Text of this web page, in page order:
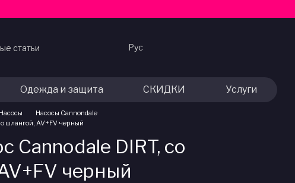
статьи
Рус
Одежда и защита СКИДКИ Услуги
Насосы
Насосы Cannondale
шлангой, AV+FV черный
Cannodale DIRT, со
черный